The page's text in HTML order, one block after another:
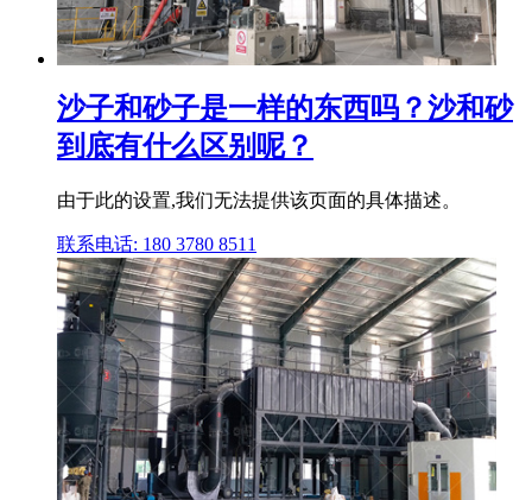
沙子和砂子是一样的东西吗？沙和砂
到底有什么区别呢？
由于此的设置,我们无法提供该页面的具体描述。
联系电话: 180 3780 8511